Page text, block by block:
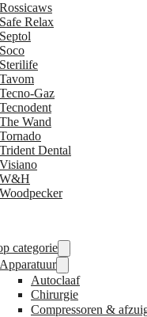
Rossicaws
Safe Relax
Septol
Soco
Sterilife
Tavom
Tecno-Gaz
Tecnodent
The Wand
Tornado
Trident Dental
Visiano
W&H
Woodpecker
categorie
Apparatuur
Autoclaaf
Chirurgie
Compressoren &